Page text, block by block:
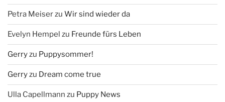
Petra Meiserzu Wir sind wieder da
Evelyn Hempel zu Freunde fürs Leben
Gerryzu Puppysommer!
Gerryzu Dream come true
Ulla Capellmann zu Puppy News